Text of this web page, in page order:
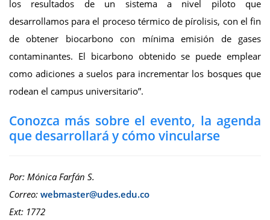
los resultados de un sistema a nivel piloto que
desarrollamos para el proceso térmico de pírolisis, con el fin
de obtener biocarbono con mínima emisión de gases
contaminantes. El bicarbono obtenido se puede emplear
como adiciones a suelos para incrementar los bosques que
rodean el campus universitario”.
Conozca más sobre el evento, la agenda
que desarrollará y cómo vincularse
Por: Mónica Farfán S.
Correo:
Ext: 1772